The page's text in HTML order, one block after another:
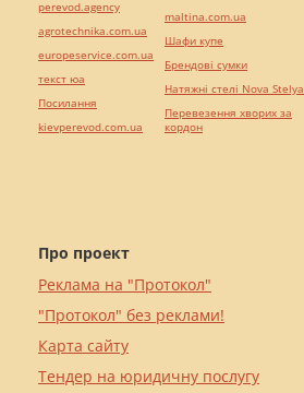
Про проект
Реклама на "Протокол"
"Протокол" без реклами!
Карта сайту
Тендер на юридичну послугу
perevod.agency
agrotechnika.com.ua
europeservice.com.ua
текст юа
Посилання
kievperevod.com.ua
maltina.com.ua
Шафи купе
Брендові сумки
Натяжні стелі Nova Stelya
Перевезення хворих за
кордон